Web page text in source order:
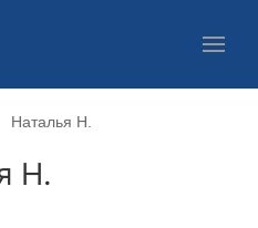
Наталья Н.
Н.